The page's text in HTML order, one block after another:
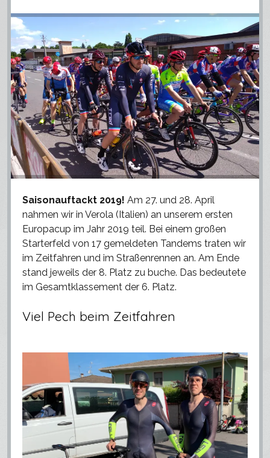
Ausrüstung
Media
öffnen
Videos
Fotogalerie
Strava
Instagram
facebookinstagram
strava
Saisonauftackt 2019! Am 27. und 28. April
nahmen wir in Verola (Italien) an unserem ersten
Europacup im Jahr 2019 teil. Bei einem großen
Starterfeld von 17 gemeldeten Tandems traten wir
im Zeitfahren und im Straßenrennen an. Am Ende
stand jeweils der 8. Platz zu buche. Das bedeutete
im Gesamtklassement der 6. Platz.
Viel Pech beim Zeitfahren